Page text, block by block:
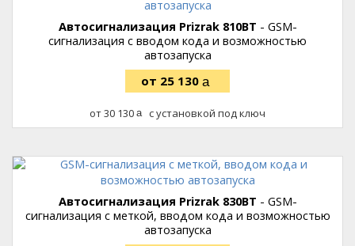
Автосигнализация Prizrak 810BT - GSM-
сигнализация с вводом кода и возможностью
автозапуска
25 130
30 130 руб.
с установкой под ключ
Автосигнализация Prizrak 830BT - GSM-
сигнализация с меткой, вводом кода и возможностью
автозапуска